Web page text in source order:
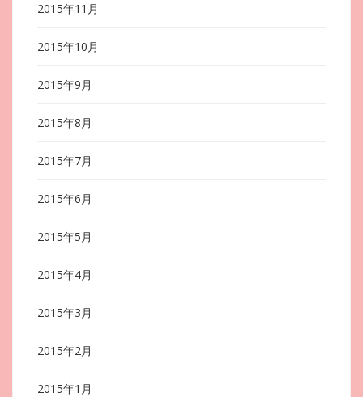
2015年11月
2015年10月
2015年9月
2015年8月
2015年7月
2015年6月
2015年5月
2015年4月
2015年3月
2015年2月
2015年1月